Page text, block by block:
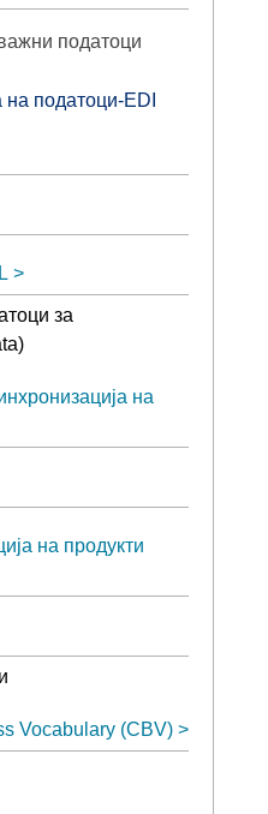
податоци
податоци-EDI
за
на
на продукти
Vocabulary (CBV)